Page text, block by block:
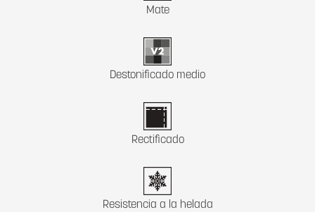
Mate
Destonificado medio
Rectificado
Resistencia a la helada